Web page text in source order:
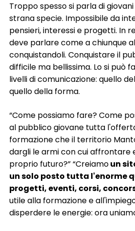
Troppo spesso si parla di
strana specie. Impossibile da
pensieri, interessi e progetti. In
deve parlare come a chiunque
conquistandoli. Conquistare il
difficile ma bellissima. Lo si può
livelli di comunicazione: quello
quello della forma.
“Come possiamo fare? Come
al pubblico giovane tutta
formazione che il territorio
dargli le armi con cui affrontare
proprio futuro?” “Creiamoun
un solo posto tutta l'enorme
progetti, eventi, corsi,
utile alla formazione e
disperdere le energie: ora